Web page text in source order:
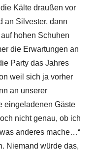
Kälte draußen vor
an Silvester, dann
hohen Schuhen
die Erwartungen an
Party das Jahres
weil sich ja vorher
an unserer
eingeladenen Gäste
nicht genau, ob ich
anderes mache…“
Niemand würde das,